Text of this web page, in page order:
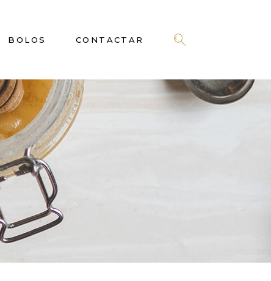
BOLOS CONTACTAR